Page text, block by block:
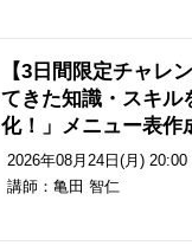
【3日間限定チャレ
てきた知識・スキル
化！」メニュー表作
2026年08月24日(月)
講師：亀田 智仁